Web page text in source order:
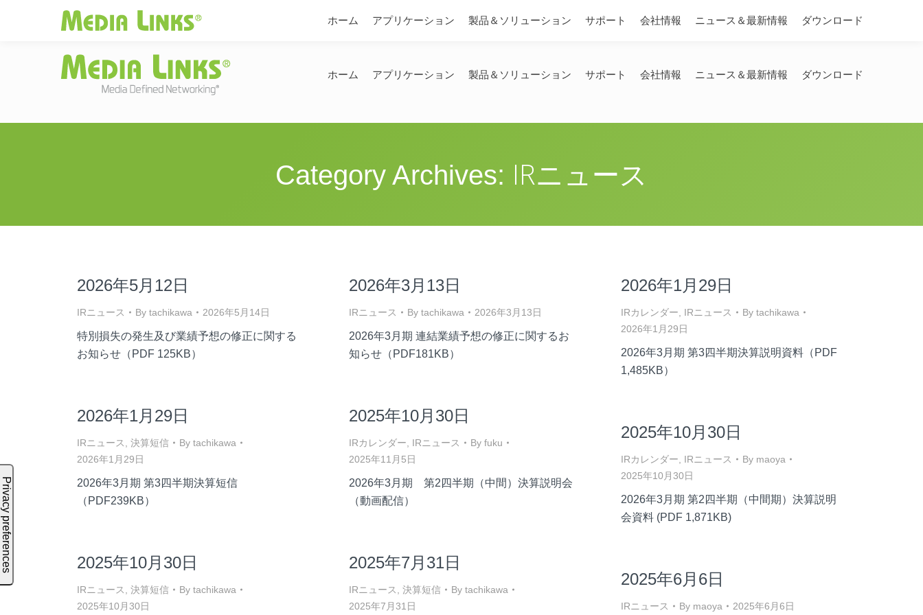
Media LinksJAPAN | Change
ホーム アプリケーション 製品＆ソリューション サポート 会社情報 ニュース＆最新情報 ダウンロード
Category Archives: IRニュース
2026年5月12日
IRニュース By tachikawa 2026年5月14日
特別損失の発生及び業績予想の修正に関する
お知らせ（PDF 125KB）
2026年3月13日
IRニュース By tachikawa 2026年3月13日
2026年3月期 連結業績予想の修正に関するお
知らせ（PDF181KB）
2026年1月29日
IRカレンダー IRニュース By tachikawa
2026年1月29日
2026年3月期 第3四半期決算説明資料（PDF
1,485KB）
2026年1月29日
IRニュース 決算短信 By tachikawa
2026年1月29日
2026年3月期 第3四半期決算短信
（PDF239KB）
2025年10月30日
IRカレンダー IRニュース By fuku
2025年11月5日
2026年3月期 第2四半期（中間）決算説明会
（動画配信）
2025年10月30日
IRカレンダー IRニュース By maoya
2025年10月30日
2026年3月期 第2四半期（中間期）決算説明
会資料 (PDF 1,871KB)
2025年10月30日
IRニュース 決算短信 By tachikawa
2025年10月30日
2025年7月31日
IRニュース 決算短信 By tachikawa
2025年7月31日
2025年6月6日
IRニュース By maoya 2025年6月6日
ホーム アプリケーション 製品＆ソリューション サポート 会社情報 ニュース＆最新情報 ダウンロード